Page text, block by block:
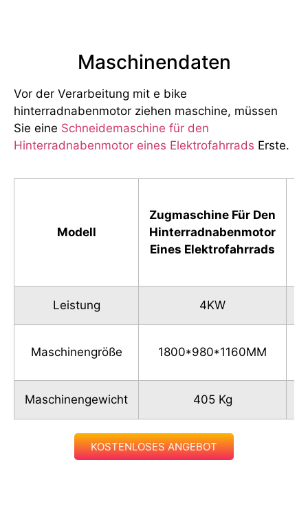
Maschinendaten
Vor der Verarbeitung mit e bike
hinterradnabenmotor ziehen maschine, müssen
Sie eine Schneidemaschine für den
Hinterradnabenmotor eines Elektrofahrrads Erste.
Modell
Zugmaschine Für Den
Hinterradnabenmotor
Eines Elektrofahrrads
Leistung 4KW
Maschinengröße 1800*980*1160MM
Maschinengewicht 405 Kg
KOSTENLOSES ANGEBOT